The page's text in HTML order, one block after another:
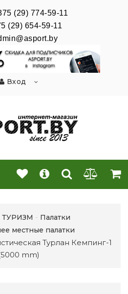
(29) 774-59-11
(29) 654-59-11
Вход
ТУРИЗМ
Палатки
местные палатки
Турлан Кемпинг-1
mm)